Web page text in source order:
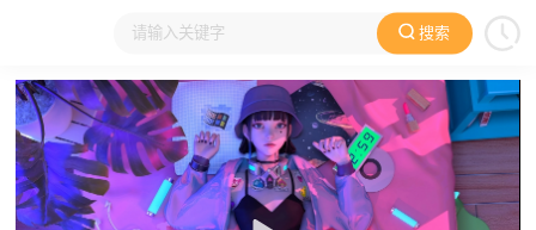
搜索
大家在看 日本动漫 国产动漫 欧美动漫 动漫电影